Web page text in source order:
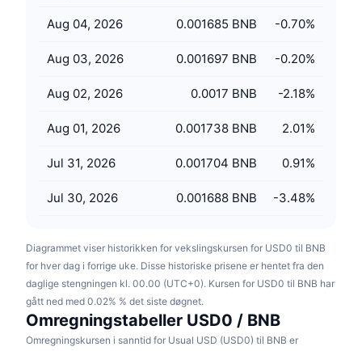
Lær og tjen
Kalendere
ICO-kalender
Aug 04, 2026 0.001685 BNB -0.70%
Aug 03, 2026 0.001697 BNB -0.20%
Aug 02, 2026 0.0017 BNB -2.18%
Aug 01, 2026 0.001738 BNB 2.01%
Jul 31, 2026 0.001704 BNB 0.91%
Jul 30, 2026 0.001688 BNB -3.48%
Diagrammet viser historikken for vekslingskursen for USD0 til BNB
for hver dag i forrige uke. Disse historiske prisene er hentet fra den
daglige stengningen kl. 00.00 (UTC+0). Kursen for USD0 til BNB har
gått ned med 0.02% % det siste døgnet.
Omregningstabeller USD0 / BNB
Omregningskursen i sanntid for Usual USD (USD0) til BNB er